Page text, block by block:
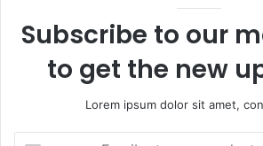
Subscribe to our
to get the new
Lorem ipsum dolor sit amet,